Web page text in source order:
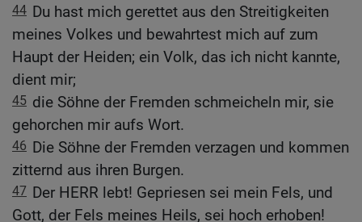
44 Du hast mich gerettet aus den Streitigkeiten
meines Volkes und bewahrtest mich auf zum
Haupt der Heiden; ein Volk, das ich nicht kannte,
dient mir;
45 die Söhne der Fremden schmeicheln mir, sie
gehorchen mir aufs Wort.
46 Die Söhne der Fremden verzagen und kommen
zitternd aus ihren Burgen.
47 Der HERR lebt! Gepriesen sei mein Fels, und
Gott, der Fels meines Heils, sei hoch erhoben!